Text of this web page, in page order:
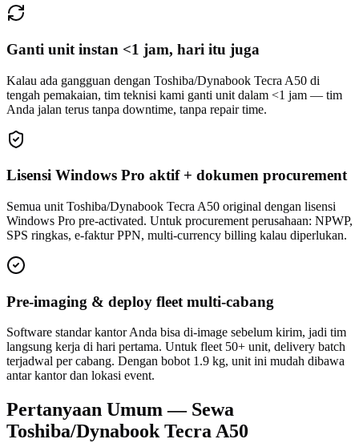
Ganti unit instan <1 jam, hari itu juga
Kalau ada gangguan dengan Toshiba/Dynabook Tecra A50 di
tengah pemakaian, tim teknisi kami ganti unit dalam <1 jam — tim
Anda jalan terus tanpa downtime, tanpa repair time.
Lisensi Windows Pro aktif + dokumen procurement
Semua unit Toshiba/Dynabook Tecra A50 original dengan lisensi
Windows Pro pre-activated. Untuk procurement perusahaan: NPWP,
SPS ringkas, e-faktur PPN, multi-currency billing kalau diperlukan.
Pre-imaging & deploy fleet multi-cabang
Software standar kantor Anda bisa di-image sebelum kirim, jadi tim
langsung kerja di hari pertama. Untuk fleet 50+ unit, delivery batch
terjadwal per cabang. Dengan bobot 1.9 kg, unit ini mudah dibawa
antar kantor dan lokasi event.
Pertanyaan Umum — Sewa
Toshiba/Dynabook Tecra A50